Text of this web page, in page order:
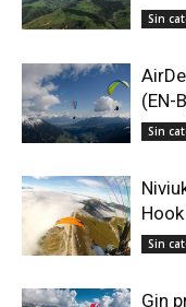
Sin
(EN-
Sin
Sin
Gin